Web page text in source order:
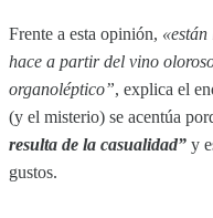
Frente a esta opinión,
hace a partir del vino
organoléptico”, explica el
(y el misterio) se acentúa
resulta de la casualidad” y
gustos.